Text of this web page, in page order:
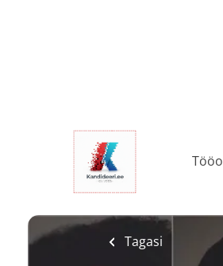
Tagasi